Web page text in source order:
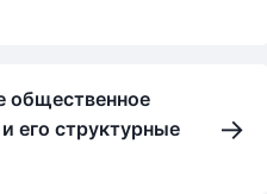
общественное
его структурные
→